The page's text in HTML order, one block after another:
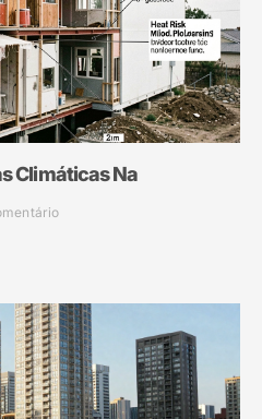
Climáticas Na